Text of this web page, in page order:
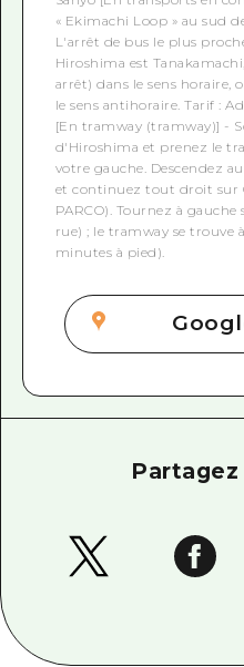
« Ekimachi Loop » au sud
L'arrêt de bus le plus
Hiroshima est
arrêt) dans le sens horaire,
le sens antihoraire. Tarif :
[En tramway (tramway)] -
d'Hiroshima et prenez le
votre gauche. Descendez
et continuez tout droit sur
PARCO). Tournez à
rue) ; le tramway se trouve
minutes à pied).